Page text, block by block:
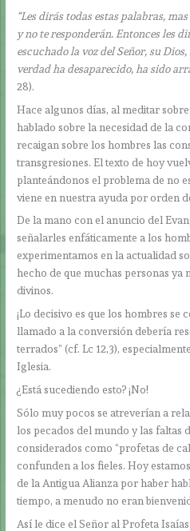
“Les dirás todas estas palabras,
y no te responderán. Entonces les
escuchado la voz del Señor, su
verdad ha desaparecido, ha sido
28).
Hace algunos días, al meditar
hablado sobre la necesidad de la
recaigan sobre los hombres las
transgresiones. El texto de hoy
planteándonos el problema de no
viene en nuestra ayuda por orden
De la mano con el anuncio del
señalarles enfáticamente a los
experimentamos en la actualidad
hecho de que muchas personas ya
divinos.
¡Lo decisivo es que los hombres se
llamado a la conversión debería
terrados” (cf. Lc 12,3),
Iglesia.
¿Está sucediendo esto? ¡No!
Sólo muy pocos se atreverían a
los pecados del mundo y las faltas
considerados como “profetas de
confunden a los fieles. Hoy
de la Antigua Alianza por haber
tiempo, a menudo no eran
Así le dice el Señor al Profeta Isaías: